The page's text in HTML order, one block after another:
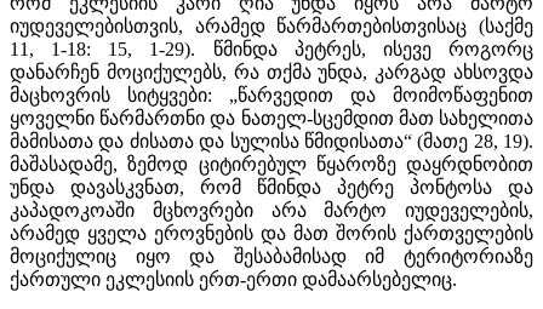
იუდეველებისთვის, არამედ წარმართებისთვისაც (საქმე
11, 1-18: 15, 1-29). წმინდა პეტრეს, ისევე როგორც
დანარჩენ მოციქულებს, რა თქმა უნდა, კარგად ახსოვდა
მაცხოვრის სიტყვები: „წარვედით და მოიმოწაფენით
ყოველნი წარმართნი და ნათელ-სცემდით მათ სახელითა
მამისათა და ძისათა და სულისა წმიდისათა“ (მათე 28, 19).
მაშასადამე, ზემოდ ციტირებულ წყაროზე დაყრდნობით
უნდა დავასკვნათ, რომ წმინდა პეტრე პონტოსა და
კაპადოკოაში მცხოვრები არა მარტო იუდეველების,
არამედ ყველა ეროვნების და მათ შორის ქართველების
მოციქულიც იყო და შესაბამისად იმ ტერიტორიაზე
ქართული ეკლესიის ერთ-ერთი დამაარსებელიც.